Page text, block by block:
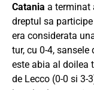
Catania a terminat
dreptul sa
era considerata
tur, cu 0-4,
este abia al doilea
de Lecco (0-0 si 3-